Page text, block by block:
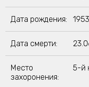
Дата рождения: 1953
Дата смерти:
Место
захоронения:
5-й